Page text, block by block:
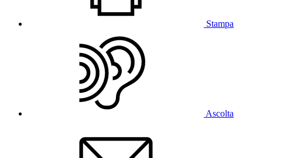
Stampa
Ascolta